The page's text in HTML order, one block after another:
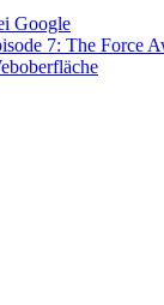
Google
7: The Force